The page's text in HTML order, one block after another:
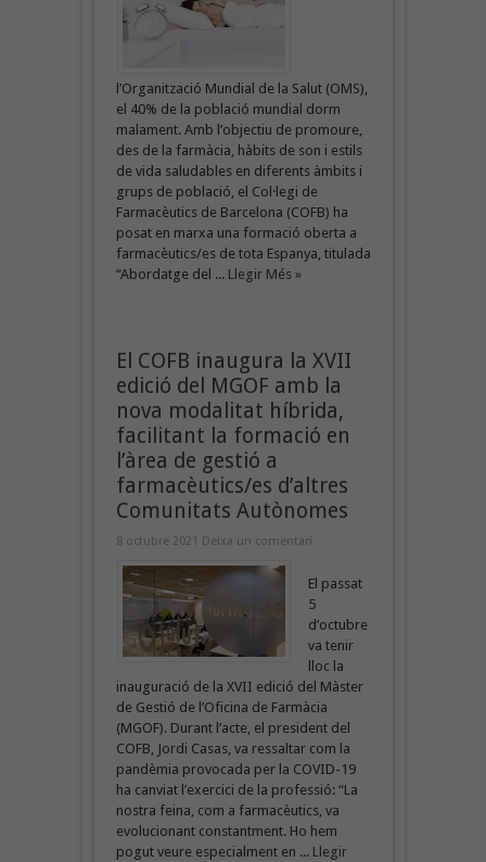
l’Organització Mundial de la Salut (OMS),
el 40% de la població mundial dorm
malament. Amb l’objectiu de promoure,
des de la farmàcia, hàbits de son i estils
de vida saludables en diferents àmbits i
grups de població, el Col·legi de
Farmacèutics de Barcelona (COFB) ha
posat en marxa una formació oberta a
farmacèutics/es de tota Espanya, titulada
“Abordatge del ... Llegir Més »
El COFB inaugura la XVII
edició del MGOF amb la
nova modalitat híbrida,
facilitant la formació en
l’àrea de gestió a
farmacèutics/es d’altres
Comunitats Autònomes
8 octubre 2021 Deixa un comentari
El passat
5
d’octubre
va tenir
lloc la
inauguració de la XVII edició del Màster
de Gestió de l’Oficina de Farmàcia
(MGOF). Durant l’acte, el president del
COFB, Jordi Casas, va ressaltar com la
pandèmia provocada per la COVID-19
ha canviat l’exercici de la professió: “La
nostra feina, com a farmacèutics, va
evolucionant constantment. Ho hem
pogut veure especialment en ... Llegir